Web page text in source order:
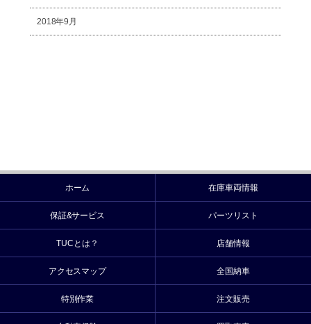
2018年9月
ホーム 在庫車両情報
保証&サービス パーツリスト
TUCとは？ 店舗情報
アクセスマップ 全国納車
特別作業 注文販売